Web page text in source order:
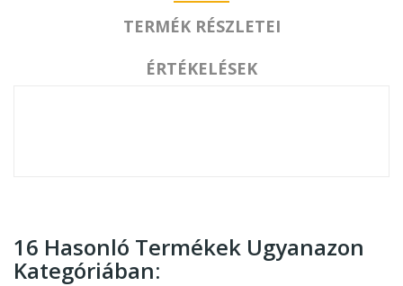
TERMÉK RÉSZLETEI
ÉRTÉKELÉSEK
16 Hasonló Termékek Ugyanazon
Kategóriában: